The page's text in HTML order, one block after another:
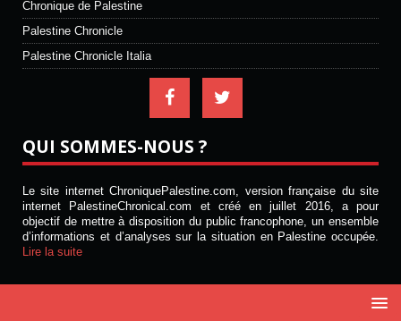
Chronique de Palestine
Palestine Chronicle
Palestine Chronicle Italia
QUI SOMMES-NOUS ?
Le site internet ChroniquePalestine.com, version française du site
internet PalestineChronical.com et créé en juillet 2016, a pour
objectif de mettre à disposition du public francophone, un ensemble
d’informations et d’analyses sur la situation en Palestine occupée.
Lire la suite